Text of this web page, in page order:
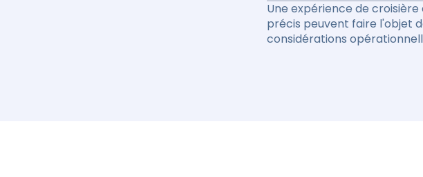
Une expérience de
précis peuvent faire l'objet
considérations